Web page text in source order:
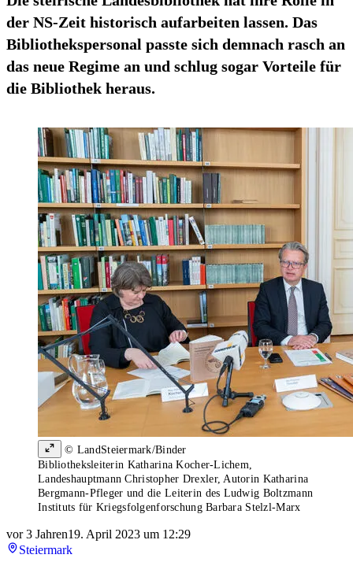
der NS-Zeit historisch aufarbeiten lassen. Das
Bibliothekspersonal passte sich demnach rasch an
das neue Regime an und schlug sogar Vorteile für
die Bibliothek heraus.
© LandSteiermark/Binder
Bibliotheksleiterin Katharina Kocher-Lichem,
Landeshauptmann Christopher Drexler, Autorin Katharina
Bergmann-Pfleger und die Leiterin des Ludwig Boltzmann
Instituts für Kriegsfolgenforschung Barbara Stelzl-Marx
vor 3 Jahren19. April 2023 um 12:29
Steiermark